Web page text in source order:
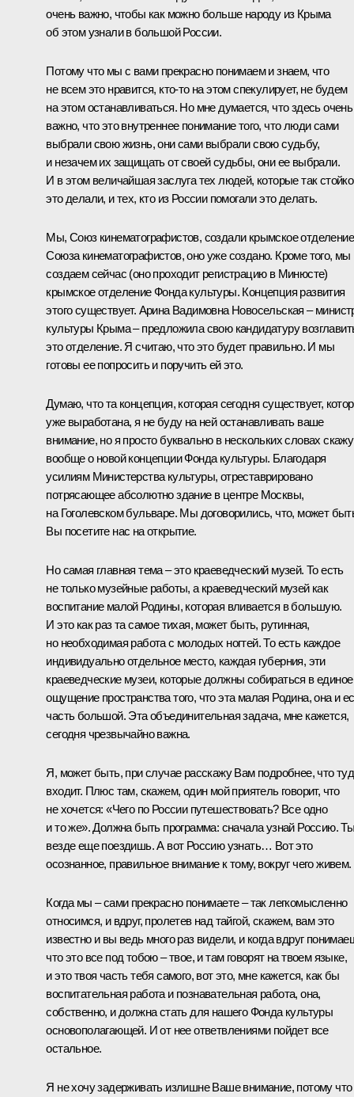
очень важно, чтобы как можно больше народу из Крыма
об этом узнали в большой России.
Потому что мы с вами прекрасно понимаем и знаем, что
не всем это нравится, кто‑то на этом спекулирует, не будем
на этом останавливаться. Но мне думается, что здесь очень
важно, что это внутреннее понимание того, что люди сами
выбрали свою жизнь, они сами выбрали свою судьбу,
и незачем их защищать от своей судьбы, они ее выбрали.
И в этом величайшая заслуга тех людей, которые так стойко
это делали, и тех, кто из России помогали это делать.
Мы, Союз кинематографистов, создали крымское отделение
Союза кинематографистов, оно уже создано. Кроме того, мы
создаем сейчас (оно проходит регистрацию в Минюсте)
крымское отделение Фонда культуры. Концепция развития
этого существует. Арина Вадимовна Новосельская –
культуры Крыма – предложила свою кандидатуру
это отделение. Я считаю, что это будет правильно. И мы
готовы ее попросить и поручить ей это.
Думаю, что та концепция, которая сегодня существует,
уже выработана, я не буду на ней останавливать ваше
внимание, но я просто буквально в нескольких словах скажу
вообще о новой концепции Фонда культуры. Благодаря
усилиям Министерства культуры, отреставрировано
потрясающее абсолютно здание в центре Москвы,
на Гоголевском бульваре. Мы договорились, что, может
Вы посетите нас на открытие.
Но самая главная тема – это краеведческий музей. То есть
не только музейные работы, а краеведческий музей как
воспитание малой Родины, которая вливается в большую.
И это как раз та самое тихая, может быть, рутинная,
но необходимая работа с молодых ногтей. То есть каждое
индивидуально отдельное место, каждая губерния, эти
краеведческие музеи, которые должны собираться в единое
ощущение пространства того, что эта малая Родина, она и
часть большой. Эта объединительная задача, мне кажется,
сегодня чрезвычайно важна.
Я, может быть, при случае расскажу Вам подробнее, что
входит. Плюс там, скажем, один мой приятель говорит, что
не хочется: «Чего по России путешествовать? Все одно
и то же». Должна быть программа: сначала узнай Россию.
везде еще поездишь. А вот Россию узнать… Вот это
осознанное, правильное внимание к тому, вокруг чего живем.
Когда мы – сами прекрасно понимаете – так легкомысленно
относимся, и вдруг, пролетев над тайгой, скажем, вам это
известно и вы ведь много раз видели, и когда вдруг
что это все под тобою – твое, и там говорят на твоем языке,
и это твоя часть тебя самого, вот это, мне кажется, как бы
воспитательная работа и познавательная работа, она,
собственно, и должна стать для нашего Фонда культуры
основополагающей. И от нее ответвлениями пойдет все
остальное.
Я не хочу задерживать излишне Ваше внимание, потому что